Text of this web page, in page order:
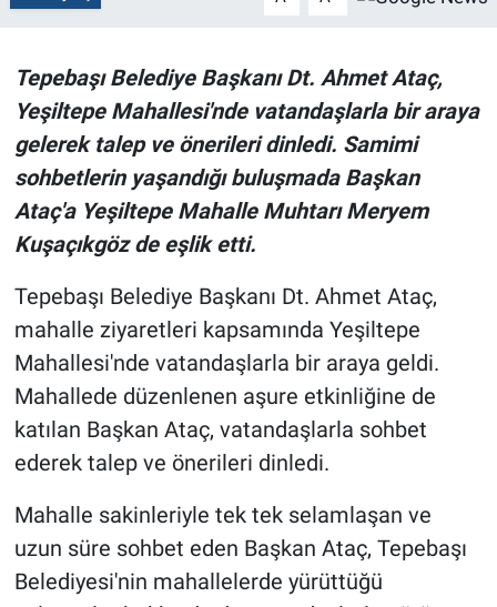
Tepebaşı Belediye Başkanı Dt. Ahmet Ataç,
Yeşiltepe Mahallesi'nde vatandaşlarla bir araya
gelerek talep ve önerileri dinledi. Samimi
sohbetlerin yaşandığı buluşmada Başkan
Ataç'a Yeşiltepe Mahalle Muhtarı Meryem
Kuşaçıkgöz de eşlik etti.
Tepebaşı Belediye Başkanı Dt. Ahmet Ataç,
mahalle ziyaretleri kapsamında Yeşiltepe
Mahallesi'nde vatandaşlarla bir araya geldi.
Mahallede düzenlenen aşure etkinliğine de
katılan Başkan Ataç, vatandaşlarla sohbet
ederek talep ve önerileri dinledi.
Mahalle sakinleriyle tek tek selamlaşan ve
uzun süre sohbet eden Başkan Ataç, Tepebaşı
Belediyesi'nin mahallelerde yürüttüğü
Çevre
Yerel
Magazin